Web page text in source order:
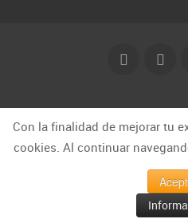
© Capakhine 2025 |
Con la finalidad de mejorar tu
cookies. Al continuar